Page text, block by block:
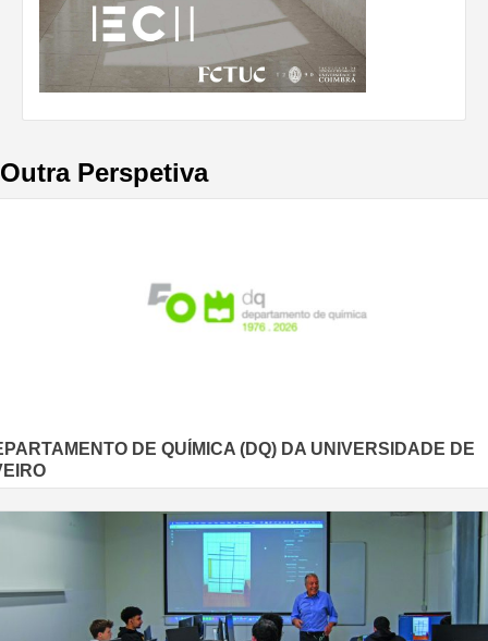
Outra Perspetiva
DE QUÍMICA (DQ) DA UNIVERSIDADE DE